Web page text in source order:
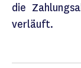
die
verläuft.